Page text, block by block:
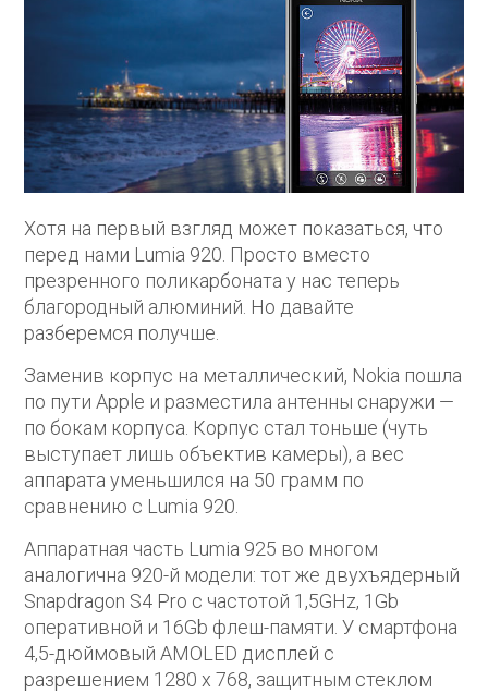
Хотя на первый взгляд может показаться, что
перед нами Lumia 920. Просто вместо
презренного поликарбоната у нас теперь
благородный алюминий. Но давайте
разберемся получше.
Заменив корпус на металлический, Nokia пошла
по пути Apple и разместила антенны снаружи —
по бокам корпуса. Корпус стал тоньше (чуть
выступает лишь объектив камеры), а вес
аппарата уменьшился на 50 грамм по
сравнению с Lumia 920.
Аппаратная часть Lumia 925 во многом
аналогична 920-й модели: тот же двухъядерный
Snapdragon S4 Pro с частотой 1,5GHz, 1Gb
оперативной и 16Gb флеш-памяти. У смартфона
4,5-дюймовый AMOLED дисплей с
разрешением 1280 x 768, защитным стеклом